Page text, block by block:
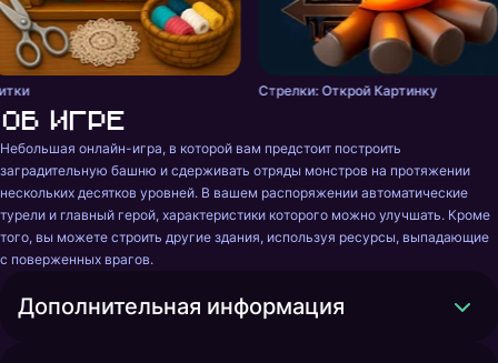
Стрелки: Открой Картинку
Об игре
Небольшая онлайн-игра, в которой вам предстоит построить
заградительную башню и сдерживать отряды монстров на протяжении
нескольких десятков уровней. В вашем распоряжении автоматические
турели и главный герой, характеристики которого можно улучшать. Кроме
того, вы можете строить другие здания, используя ресурсы, выпадающие
с поверженных врагов.
Дополнительная информация